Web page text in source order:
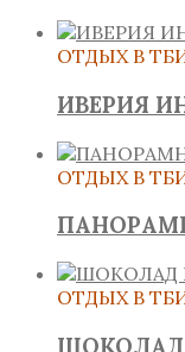
ОТДЫХ В
ИВЕРИЯ
ОТДЫХ В
ОТДЫХ В
ШОКОЛАД